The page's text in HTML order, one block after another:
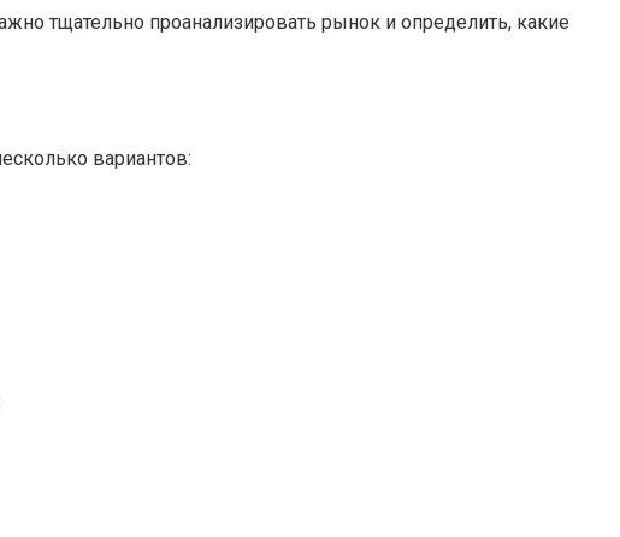
тщательно проанализировать рынок и определить, какие
вариантов: